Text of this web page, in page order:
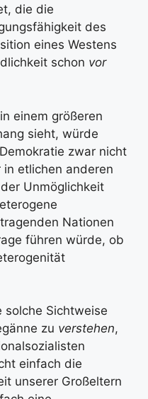
die die
des
eines Westens
schon vor
einem größeren
sieht, würde
zwar nicht
etlichen anderen
Unmöglichkeit
Nationen
führen würde, ob
solche Sichtweise
zu verstehen,
einfach die
unserer Großeltern